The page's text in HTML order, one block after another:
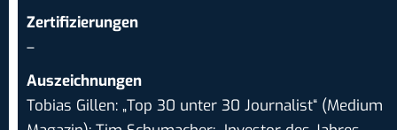
Zertifizierungen
–
Auszeichnungen
Tobias Gillen: „Top 30 unter 30 Journalist“ (Medium